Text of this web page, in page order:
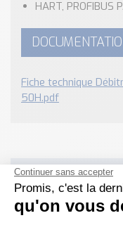
HART, PROFIBUS
Fiche technique
50H.pdf
Besoin
NOUS CONTACTER